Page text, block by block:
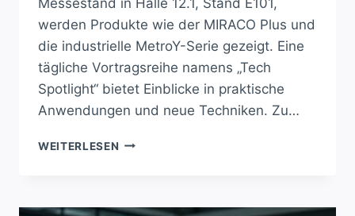
werden Produkte wie der MIRACO Plus und
die industrielle MetroY-Serie gezeigt. Eine
tägliche Vortragsreihe namens „Tech
Spotlight“ bietet Einblicke in praktische
Anwendungen und neue Techniken. Zu…
WEITERLESEN REVOPOINT
SCANNER